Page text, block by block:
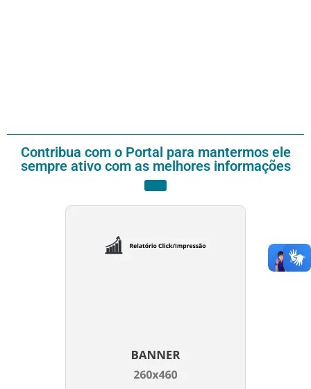
Contribua com o Portal para mantermos ele
sempre ativo com as melhores informações